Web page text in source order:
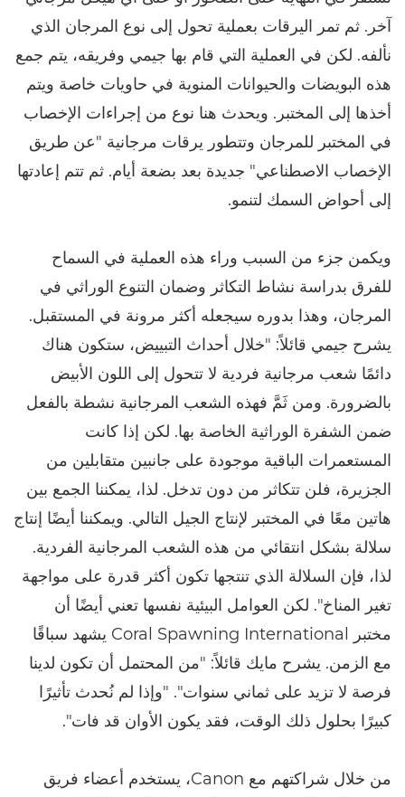
آخر. ثم تمر اليرقات بعملية تحول إلى نوع المرجان الذي
نألفه. لكن في العملية التي قام بها جيمي وفريقه، يتم جمع
هذه البويضات والحيوانات المنوية في حاويات خاصة ويتم
أخذها إلى المختبر. ويحدث هنا نوع من إجراءات الإخصاب
في المختبر للمرجان وتتطور يرقات مرجانية "عن طريق
الإخصاب الاصطناعي" جديدة بعد بضعة أيام. ثم تتم إعادتها
إلى أحواض السمك لتنمو.
ويكمن جزء من السبب وراء هذه العملية في السماح
للفرق بدراسة نشاط التكاثر وضمان التنوع الوراثي في
المرجان، وهذا بدوره سيجعله أكثر مرونة في المستقبل.
يشرح جيمي قائلاً: "خلال أحداث التبييض، ستكون هناك
دائمًا شعب مرجانية فردية لا تتحول إلى اللون الأبيض
بالضرورة. ومن ثَمَّ فهذه الشعب المرجانية نشطة بالفعل
ضمن الشفرة الوراثية الخاصة بها. لكن إذا كانت
المستعمرات الباقية موجودة على جانبين متقابلين من
الجزيرة، فلن تتكاثر من دون تدخل. لذا، يمكننا الجمع بين
هاتين معًا في المختبر لإنتاج الجيل التالي. ويمكننا أيضًا إنتاج
سلالة بشكل انتقائي من هذه الشعب المرجانية الفردية.
لذا، فإن السلالة الذي تنتجها تكون أكثر قدرة على مواجهة
تغير المناخ". لكن العوامل البيئية نفسها تعني أيضًا أن
مختبر Coral Spawning International يشهد سباقًا
مع الزمن. يشرح مايك قائلاً: "من المحتمل أن تكون لدينا
فرصة لا تزيد على ثماني سنوات". "وإذا لم نُحدث تأثيرًا
كبيرًا بحلول ذلك الوقت، فقد يكون الأوان قد فات".
من خلال شراكتهم مع Canon، يستخدم أعضاء فريق